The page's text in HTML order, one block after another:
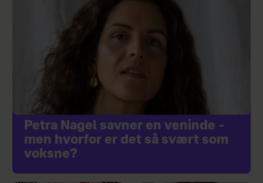
Petra Nagel savner en veninde –
men hvorfor er det så svært som
voksne?